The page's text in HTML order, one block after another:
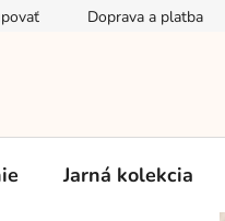
Doprava a platba
Jarná kolekcia